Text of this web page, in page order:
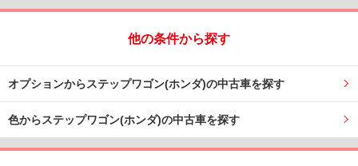
他の条件から探す
オプションからステップワゴン(ホンダ)の中古車を探す
色からステップワゴン(ホンダ)の中古車を探す